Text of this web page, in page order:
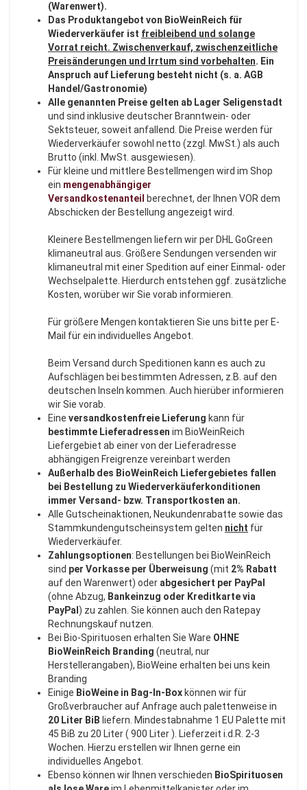
(Warenwert).
Das Produktangebot von BioWeinReich für
Wiederverkäufer ist freibleibend und solange
Vorrat reicht. Zwischenverkauf, zwischenzeitliche
Preisänderungen und Irrtum sind vorbehalten. Ein
Anspruch auf Lieferung besteht nicht (s. a. AGB
Handel/Gastronomie)
Alle genannten Preise gelten ab Lager Seligenstadt
und sind inklusive deutscher Branntwein- oder
Sektsteuer, soweit anfallend. Die Preise werden für
Wiederverkäufer sowohl netto (zzgl. MwSt.) als auch
Brutto (inkl. MwSt. ausgewiesen).
Für kleine und mittlere Bestellmengen wird im Shop
ein mengenabhängiger
Versandkostenanteil
berechnet, der Ihnen VOR dem
Abschicken der Bestellung angezeigt wird.
Kleinere Bestellmengen liefern wir per DHL GoGreen
klimaneutral aus. Größere Sendungen versenden wir
klimaneutral mit einer Spedition auf einer Einmal- oder
Wechselpalette. Hierdurch entstehen ggf. zusätzliche
Kosten, worüber wir Sie vorab informieren.
Für größere Mengen kontaktieren Sie uns bitte per E-
Mail für ein individuelles Angebot.
Beim Versand durch Speditionen kann es auch zu
Aufschlägen bei bestimmten Adressen, z.B. auf den
deutschen Inseln kommen. Auch hierüber informieren
wir Sie vorab.
Eine versandkostenfreie Lieferung kann für
bestimmte Lieferadressen im BioWeinReich
Liefergebiet ab einer von der Lieferadresse
abhängigen Freigrenze vereinbart werden
Außerhalb des BioWeinReich Liefergebietes fallen
bei Bestellung zu Wiederverkäuferkonditionen
immer Versand- bzw. Transportkosten an.
Alle Gutscheinaktionen, Neukundenrabatte sowie das
Stammkundengutscheinsystem gelten nicht für
Wiederverkäufer.
Zahlungsoptionen: Bestellungen bei BioWeinReich
sind per Vorkasse per Überweisung (mit 2% Rabatt
auf den Warenwert) oder abgesichert per PayPal
(ohne Abzug, Bankeinzug oder Kreditkarte via
PayPal ) zu zahlen. Sie können auch den Ratepay
Rechnungskauf nutzen.
Bei Bio-Spirituosen erhalten Sie Ware OHNE
BioWeinReich Branding (neutral, nur
Herstellerangaben), BioWeine erhalten bei uns kein
Branding
Einige BioWeine in Bag-In-Box können wir für
Großverbraucher auf Anfrage auch palettenweise in
20 Liter BiB liefern. Mindestabnahme 1 EU Palette mit
45 BiB zu 20 Liter ( 900 Liter ). Lieferzeit i.d.R. 2-3
Wochen. Hierzu erstellen wir Ihnen gerne ein
individuelles Angebot.
Ebenso können wir Ihnen verschieden BioSpirituosen